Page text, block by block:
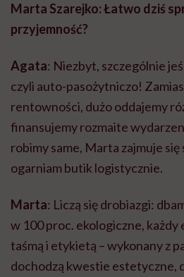
Marta Szarejko: Łatwo dziś
przyjemność?
Agata: Niezbyt, szczególnie
czyli auto-pasożytniczo!
rentowności, dużo oddajemy
finansujemy rozmaite
robimy same, Marta zajmuje
ogarniam butik logistycznie.
Marta: Liczą się drobiazgi:
w 100 proc. ekologiczne, każdy
taśmą i etykietą – wykonany z
dochodzą kwestie estetyczne,